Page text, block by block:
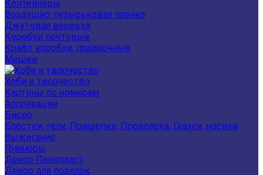
Контейнеры
Воздушно-пузырьковая плёнка
Джутовая веревка
Коробки почтовые
Крафт коробки, подарочные
Мешки
Хоби и творчество
Картины по номерам
Аппликации
Бисер
Блестки, гели, Прищепки, Проволока, Глазки, носики
Выжигание
Гравюры
Декор Пенопласт
Декор для поделок